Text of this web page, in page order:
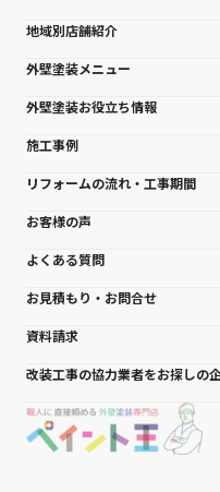
地域別店舗紹介
外壁塗装メニュー
外壁塗装お役立ち情報
施工事例
リフォームの流れ・工事期間
お客様の声
よくある質問
お見積もり・お問合せ
資料請求
改装工事の協力業者をお探しの